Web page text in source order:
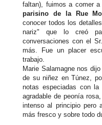
faltan), fuimos a comer a
parisino de la Rue
conocer todos los
nariz" que lo creó
conversaciones con el
más. Fue un placer
trabajo.
Marie Salamagne nos
de su niñez en Túnez,
notas especiadas con
agradable de peonía
intenso al principio pero
más fresco y sobre todo